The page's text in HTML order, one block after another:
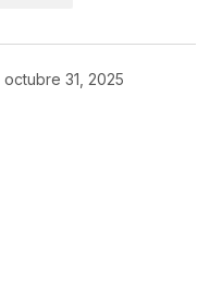
octubre 31, 2025